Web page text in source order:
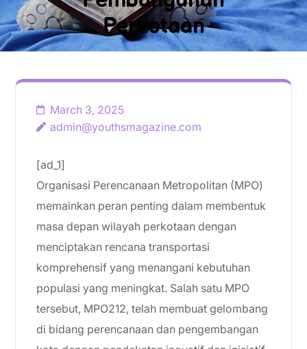
Perkotaan
March 3, 2025
admin@youthsmagazine.com
[ad_1]
Organisasi Perencanaan Metropolitan (MPO)
memainkan peran penting dalam membentuk
masa depan wilayah perkotaan dengan
menciptakan rencana transportasi
komprehensif yang menangani kebutuhan
populasi yang meningkat. Salah satu MPO
tersebut, MPO212, telah membuat gelombang
di bidang perencanaan dan pengembangan